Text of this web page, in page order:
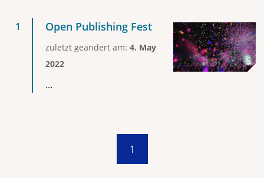
Open Publishing Fest
zuletzt geändert am: 4. May
2022
...
1